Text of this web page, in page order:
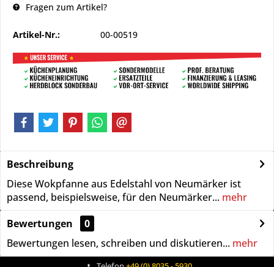
Fragen zum Artikel?
Artikel-Nr.: 00-00519
Beschreibung
Diese Wokpfanne aus Edelstahl von Neumärker ist
passend, beispielsweise, für den Neumärker... mehr
Bewertungen
0
Bewertungen lesen, schreiben und diskutieren... mehr